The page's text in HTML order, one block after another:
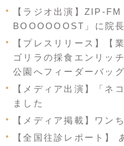
【ラジオ出演】ZIP-
BOOOOOOST」に院
【プレスリリース】【
ゴリラの採食エンリッ
公園へフィーダーバッ
【メディア出演】「ネ
ました
【メディア掲載】ワン
【全国往診レポート】